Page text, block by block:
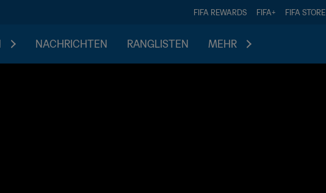
FIFA REWARDS FIFA+ FIFA STORE
NACHRICHTEN RANGLISTEN MEHR